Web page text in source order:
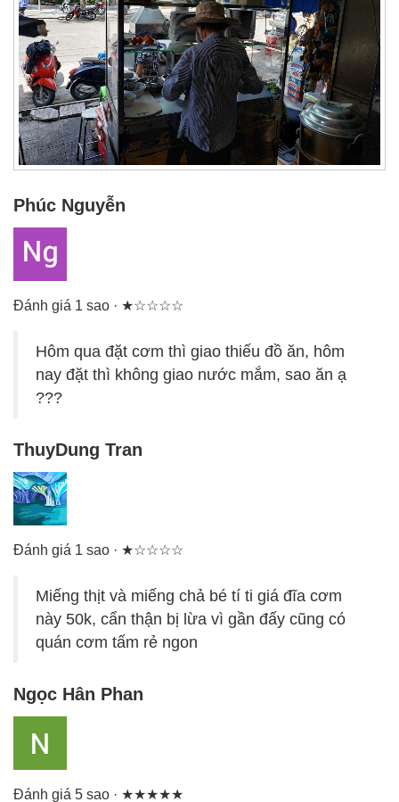
Phúc Nguyễn
Đánh giá 1 sao · ★☆☆☆☆
Hôm qua đặt cơm thì giao thiếu đồ ăn, hôm
nay đặt thì không giao nước mắm, sao ăn ạ
???
ThuyDung Tran
Đánh giá 1 sao · ★☆☆☆☆
Miếng thịt và miếng chả bé tí ti giá đĩa cơm
này 50k, cẩn thận bị lừa vì gần đấy cũng có
quán cơm tấm rẻ ngon
Ngọc Hân Phan
Đánh giá 5 sao · ★★★★★